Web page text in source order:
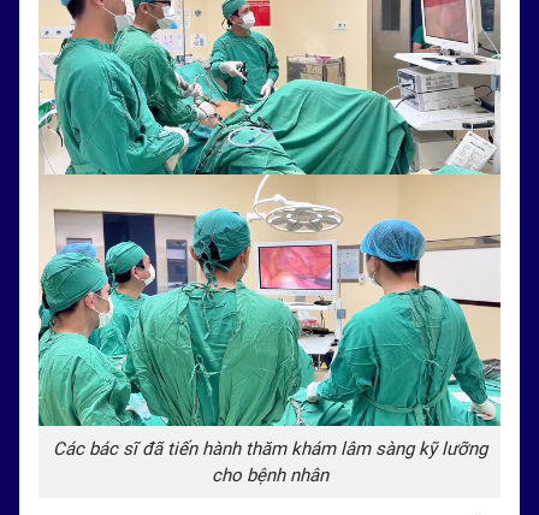
Các bác sĩ đã tiến hành thăm khám lâm sàng kỹ lưỡng
cho bệnh nhân